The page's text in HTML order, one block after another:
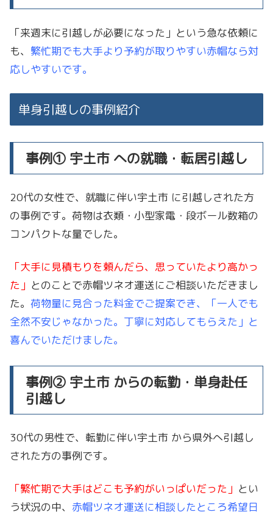
「来週末に引越しが必要になった」という急な依頼に
も、 繁忙期でも大手より予約が取りやすい赤帽なら対
応しやすいです。
単身引越しの事例紹介
事例① 宇土市 への就職・転居引越し
20代の女性で、就職に伴い宇土市 に引越しされた方
の事例です。荷物は衣類・小型家電・段ボール数箱の
コンパクトな量でした。
「大手に見積もりを頼んだら、思っていたより高かっ
た」 とのことで赤帽ツネオ運送にご相談いただきまし
た。 荷物量に見合った料金でご提案でき、「一人でも
全然不安じゃなかった。丁寧に対応してもらえた」と
喜んでいただけました。
事例② 宇土市 からの転勤・単身赴任
引越し
30代の男性で、転勤に伴い宇土市 から県外へ引越し
された方の事例です。
「繁忙期で大手はどこも予約がいっぱいだった」 とい
う状況の中、 赤帽ツネオ運送に相談したところ希望日